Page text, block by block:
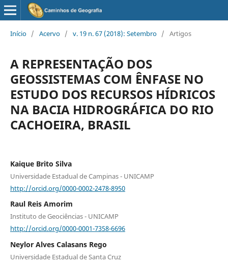
Início / Acervo / v. 19 n. 67 (2018): Setembro / Artigos
A REPRESENTAÇÃO DOS
GEOSSISTEMAS COM ÊNFASE NO
ESTUDO DOS RECURSOS HÍDRICOS
NA BACIA HIDROGRÁFICA DO RIO
CACHOEIRA, BRASIL
Kaique Brito Silva
Universidade Estadual de Campinas - UNICAMP
http://orcid.org/0000-0002-2478-8950
Raul Reis Amorim
Instituto de Geociências - UNICAMP
http://orcid.org/0000-0001-7358-6696
Neylor Alves Calasans Rego
Universidade Estadual de Santa Cruz